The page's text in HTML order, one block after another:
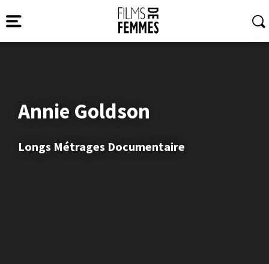
Annie Goldson
Longs Métrages Documentaire